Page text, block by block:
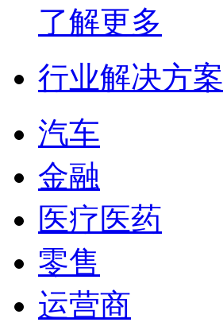
了解更多
行业解决方案
汽车
金融
医疗医药
零售
运营商